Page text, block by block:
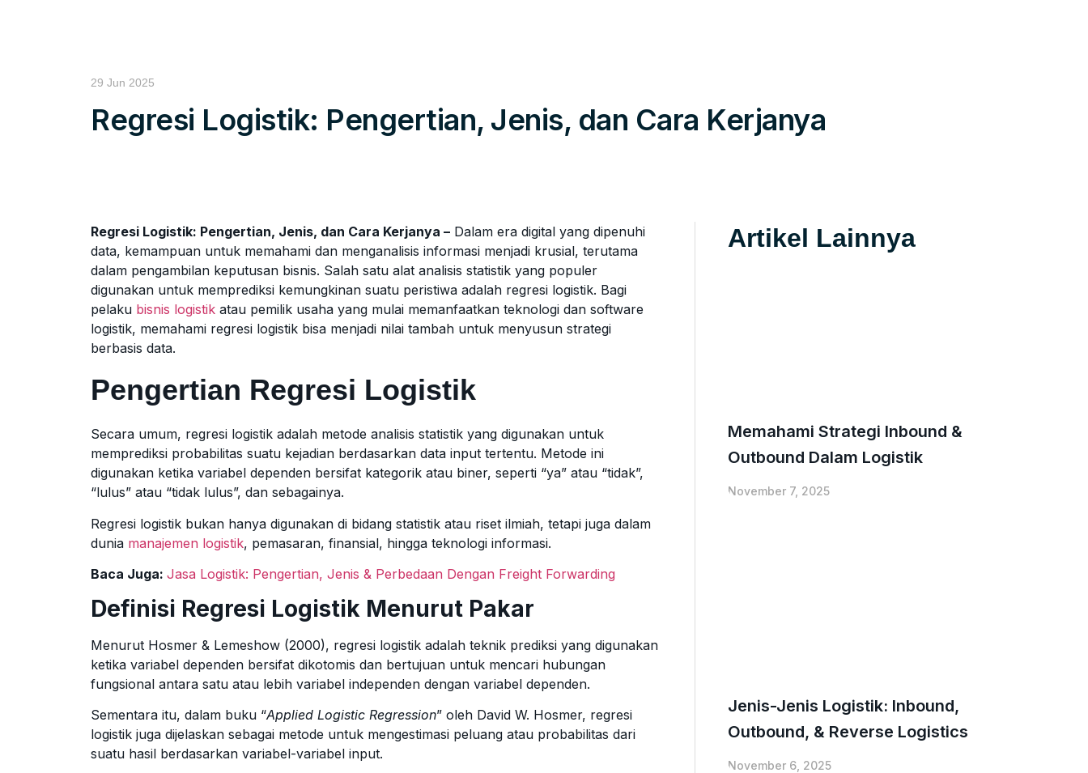
29 Jun 2025
Regresi Logistik: Pengertian, Jenis, dan Cara Kerjanya
Regresi Logistik: Pengertian, Jenis, dan Cara Kerjanya – Dalam era digital yang dipenuhi
data, kemampuan untuk memahami dan menganalisis informasi menjadi krusial, terutama
dalam pengambilan keputusan bisnis. Salah satu alat analisis statistik yang populer
digunakan untuk memprediksi kemungkinan suatu peristiwa adalah regresi logistik. Bagi
pelaku bisnis logistik atau pemilik usaha yang mulai memanfaatkan teknologi dan software
logistik, memahami regresi logistik bisa menjadi nilai tambah untuk menyusun strategi
berbasis data.
Pengertian Regresi Logistik
Secara umum, regresi logistik adalah metode analisis statistik yang digunakan untuk
memprediksi probabilitas suatu kejadian berdasarkan data input tertentu. Metode ini
digunakan ketika variabel dependen bersifat kategorik atau biner, seperti “ya” atau “tidak”,
“lulus” atau “tidak lulus”, dan sebagainya.
Regresi logistik bukan hanya digunakan di bidang statistik atau riset ilmiah, tetapi juga dalam
dunia manajemen logistik, pemasaran, finansial, hingga teknologi informasi.
Baca Juga: Jasa Logistik: Pengertian, Jenis & Perbedaan Dengan Freight Forwarding
Definisi Regresi Logistik Menurut Pakar
Menurut Hosmer & Lemeshow (2000), regresi logistik adalah teknik prediksi yang digunakan
ketika variabel dependen bersifat dikotomis dan bertujuan untuk mencari hubungan
fungsional antara satu atau lebih variabel independen dengan variabel dependen.
Sementara itu, dalam buku “Applied Logistic Regression” oleh David W. Hosmer, regresi
logistik juga dijelaskan sebagai metode untuk mengestimasi peluang atau probabilitas dari
suatu hasil berdasarkan variabel-variabel input.
Artikel Lainnya
Memahami Strategi Inbound &
Outbound Dalam Logistik
November 7, 2025
Jenis-Jenis Logistik: Inbound,
Outbound, & Reverse Logistics
November 6, 2025